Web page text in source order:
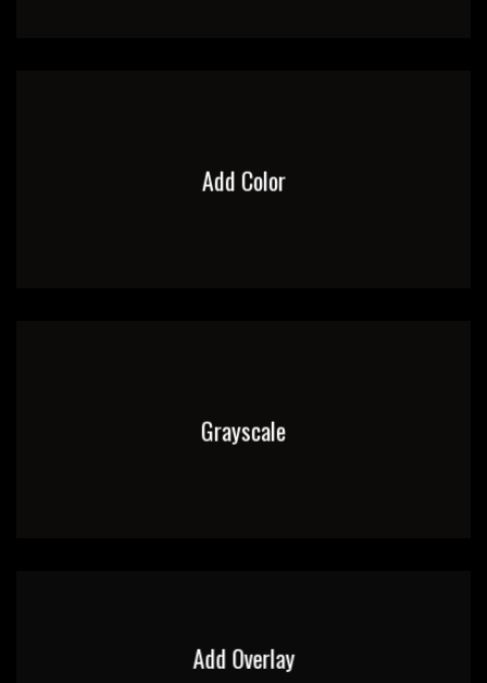
Add Color
Grayscale
Add Overlay